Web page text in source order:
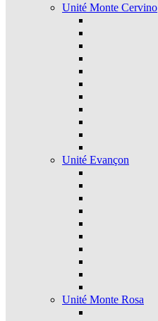
Unité Monte Cervino
Unité Evançon
Unité Monte Rosa